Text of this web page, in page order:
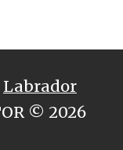
Labrador
© 2026